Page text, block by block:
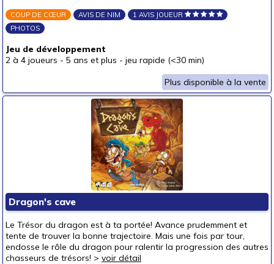
COUP DE CŒUR AVIS DE NIM
1 AVIS JOUEUR
PHOTOS
Jeu de développement
2 à 4 joueurs - 5 ans et plus - jeu rapide (<30 min)
Plus disponible à la vente
Dragon's cave
Le Trésor du dragon est à ta portée! Avance prudemment et
tente de trouver la bonne trajectoire. Mais une fois par tour,
endosse le rôle du dragon pour ralentir la progression des autres
chasseurs de trésors! > voir détail